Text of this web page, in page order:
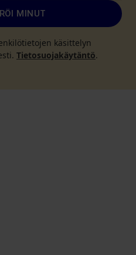
MINUT
käsittelyn
Tietosuojakäytäntö.